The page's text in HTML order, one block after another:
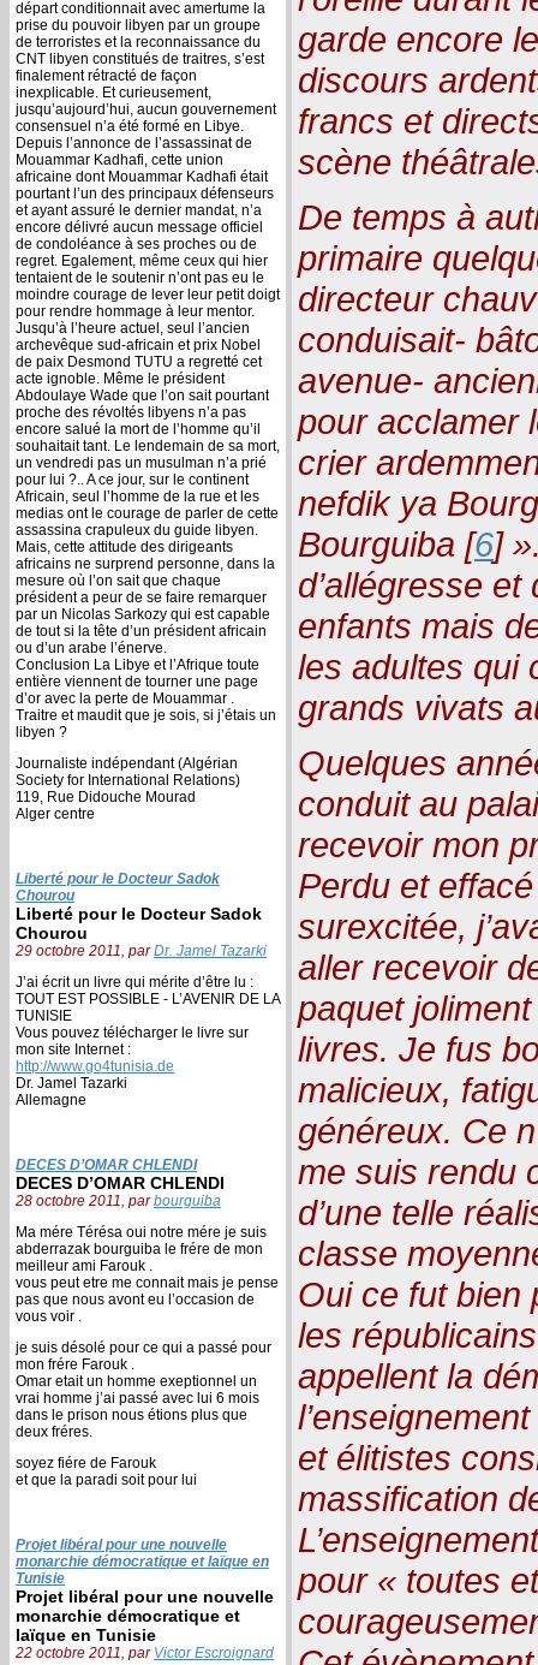
départ conditionnait avec amertume la
prise du pouvoir libyen par un groupe
de terroristes et la reconnaissance du
CNT libyen constitués de traitres, s’est
finalement rétracté de façon
inexplicable. Et curieusement,
jusqu’aujourd’hui, aucun gouvernement
consensuel n’a été formé en Libye.
Depuis l’annonce de l’assassinat de
Mouammar Kadhafi, cette union
africaine dont Mouammar Kadhafi était
pourtant l’un des principaux défenseurs
et ayant assuré le dernier mandat, n’a
encore délivré aucun message officiel
de condoléance à ses proches ou de
regret. Egalement, même ceux qui hier
tentaient de le soutenir n’ont pas eu le
moindre courage de lever leur petit doigt
pour rendre hommage à leur mentor.
Jusqu’à l’heure actuel, seul l’ancien
archevêque sud-africain et prix Nobel
de paix Desmond TUTU a regretté cet
acte ignoble. Même le président
Abdoulaye Wade que l’on sait pourtant
proche des révoltés libyens n’a pas
encore salué la mort de l’homme qu’il
souhaitait tant. Le lendemain de sa mort,
un vendredi pas un musulman n’a prié
pour lui ?.. A ce jour, sur le continent
Africain, seul l’homme de la rue et les
medias ont le courage de parler de cette
assassina crapuleux du guide libyen.
Mais, cette attitude des dirigeants
africains ne surprend personne, dans la
mesure où l’on sait que chaque
président a peur de se faire remarquer
par un Nicolas Sarkozy qui est capable
de tout si la tête d’un président africain
ou d’un arabe l’énerve.
Conclusion La Libye et l’Afrique toute
entière viennent de tourner une page
d’or avec la perte de Mouammar .
Traitre et maudit que je sois, si j’étais un
libyen ?
Journaliste indépendant (Algérian
Society for International Relations)
119, Rue Didouche Mourad
Alger centre
Liberté pour le Docteur Sadok
Chourou
Liberté pour le Docteur Sadok
Chourou
29 octobre 2011, parDr. Jamel Tazarki
J’ai écrit un livre qui mérite d’être lu :
TOUT EST POSSIBLE - L’AVENIR DE LA
TUNISIE
Vous pouvez télécharger le livre sur
mon site Internet :
http://www.go4tunisia.de
Dr. Jamel Tazarki
Allemagne
DECES D’OMAR CHLENDI
DECES D’OMAR CHLENDI
28 octobre 2011, parbourguiba
Ma mére Térésa oui notre mére je suis
abderrazak bourguiba le frére de mon
meilleur ami Farouk .
vous peut etre me connait mais je pense
pas que nous avont eu l’occasion de
vous voir .
je suis désolé pour ce qui a passé pour
mon frére Farouk .
Omar etait un homme exeptionnel un
vrai homme j’ai passé avec lui 6 mois
dans le prison nous étions plus que
deux fréres.
soyez fiére de Farouk
et que la paradi soit pour lui
Projet libéral pour une nouvelle
monarchie démocratique et laïque en
Tunisie
Projet libéral pour une nouvelle
monarchie démocratique et
laïque en Tunisie
22 octobre 2011, par Victor Escroignard
garde encore
discours
francs et
scène
De temps à
primaire
directeur
conduisait-
avenue-
pour acclamer
crier
nefdik ya
Bourguiba [6]
d’allégresse
enfants mais
les adultes qui
grands vivats
Quelques
conduit au
recevoir mon
Perdu et
surexcitée,
aller recevoir
paquet
livres. Je fus
malicieux,
généreux. Ce
me suis rendu
d’une telle
classe
Oui ce fut bien
les
appellent la
et élitistes
massification
pour « toutes